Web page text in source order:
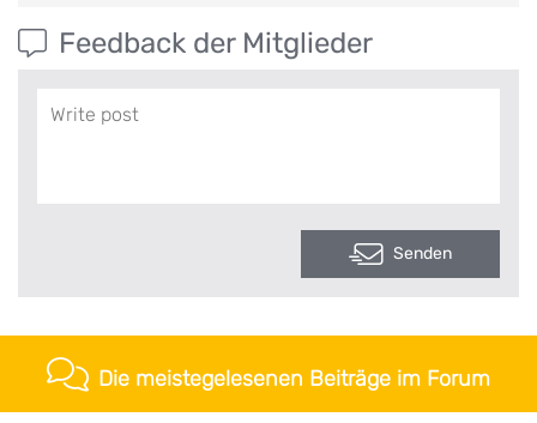
Feedback der Mitglieder
Senden
Die meistegelesenen Beiträge im Forum